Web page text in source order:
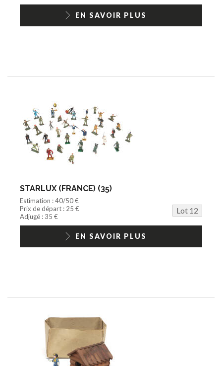
EN SAVOIR PLUS
STARLUX (FRANCE) (35)
Estimation : 40/50 €
Prix de départ : 25 €
Lot 12
Adjugé : 35 €
EN SAVOIR PLUS